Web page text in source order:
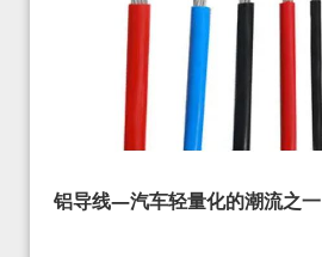
铝导线—汽车轻量化的潮流之一